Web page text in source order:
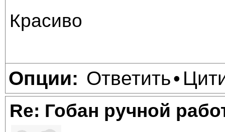
Красиво
Опции: Ответить•
Re: Гобан ручной